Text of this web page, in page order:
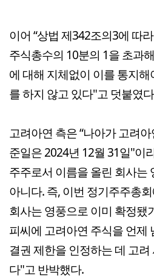
이어 “상법 제342조의3에 따
주식총수의 10분의 1을 초과
에 대해 지체없이 이를 통지
를 하지 않고 있다"고 덧붙였
고려아연 측은 “나아가 고려
준일은 2024년 12월 31일"이
주주로서 이름을 올린 회사는
아니다. 즉, 이번 정기주주총
회사는 영풍으로 이미 확정됐
피씨에 고려아연 주식을 언제
결권 제한을 인정하는 데 고
다"고 반박했다.